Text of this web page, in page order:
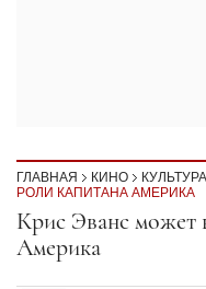
ГЛАВНАЯ КИНО КУЛЬТУРА
РОЛИ КАПИТАНА АМЕРИКА
Секция
Крис Эванс может
Америка